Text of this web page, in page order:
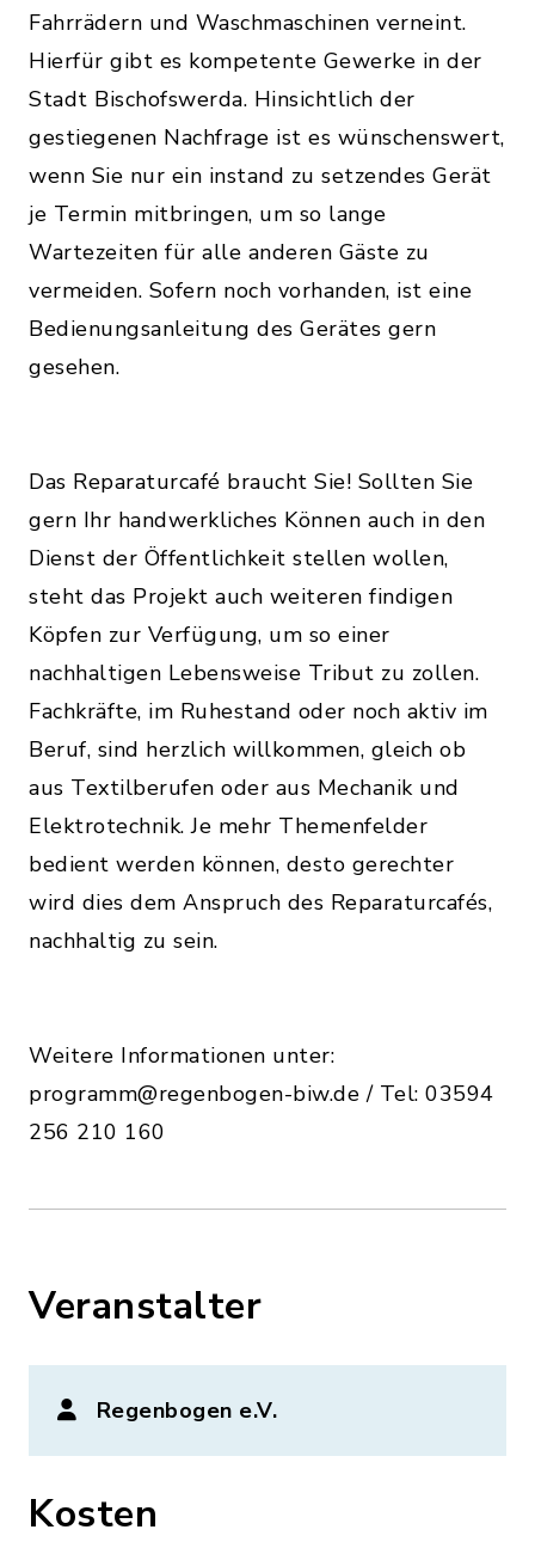
Fahrrädern und Waschmaschinen verneint.
Hierfür gibt es kompetente Gewerke in der
Stadt Bischofswerda. Hinsichtlich der
gestiegenen Nachfrage ist es wünschenswert,
wenn Sie nur ein instand zu setzendes Gerät
je Termin mitbringen, um so lange
Wartezeiten für alle anderen Gäste zu
vermeiden. Sofern noch vorhanden, ist eine
Bedienungsanleitung des Gerätes gern
gesehen.
Das Reparaturcafé braucht Sie! Sollten Sie
gern Ihr handwerkliches Können auch in den
Dienst der Öffentlichkeit stellen wollen,
steht das Projekt auch weiteren findigen
Köpfen zur Verfügung, um so einer
nachhaltigen Lebensweise Tribut zu zollen.
Fachkräfte, im Ruhestand oder noch aktiv im
Beruf, sind herzlich willkommen, gleich ob
aus Textilberufen oder aus Mechanik und
Elektrotechnik. Je mehr Themenfelder
bedient werden können, desto gerechter
wird dies dem Anspruch des Reparaturcafés,
nachhaltig zu sein.
Weitere Informationen unter:
programm@regenbogen-biw.de / Tel: 03594
256 210 160
Veranstalter
Regenbogen e.V.
Kosten